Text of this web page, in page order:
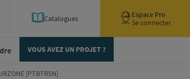
Catalogues
Espace Pro
Se connecter
VOUS AVEZ UN PROJET ?
[PTBTR5N]